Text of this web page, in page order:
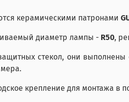
керамическими патронами
диаметр лампы - R50,
стекол, они
крепление для монтажа в